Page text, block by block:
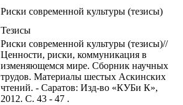
Риски современной культуры (тезисы)
Тезисы
Риски современной культуры (тезисы)//
Ценности, риски, коммуникация в
изменяющемся мире. Сборник научных
трудов. Материалы шестых Аскинских
чтений. - Саратов: Изд-во «КУБи К»,
2012. С. 43 - 47 .